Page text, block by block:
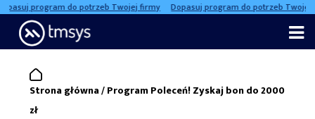
program do potrzeb Twojej firmy Dopasuj program do potrzeb Twojej
Strona główna/Program Poleceń! Zyskaj bon do 2000
zł